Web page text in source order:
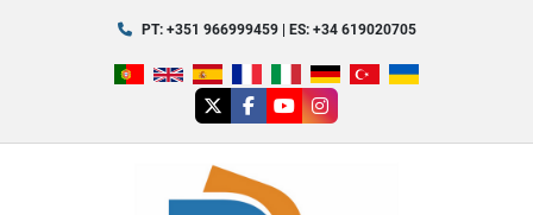
PT: +351 966999459 | ES: +34 619020705
twitterfacebook
youtubeinstagram